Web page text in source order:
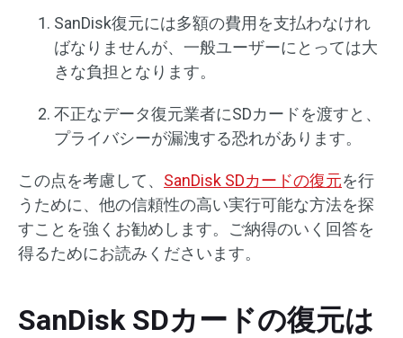
SanDisk復元には多額の費用を支払わなけれ
ばなりませんが、一般ユーザーにとっては大
きな負担となります。
不正なデータ復元業者にSDカードを渡すと、
プライバシーが漏洩する恐れがあります。
この点を考慮して、 SanDisk SDカードの復元を行
うために、他の信頼性の高い実行可能な方法を探
すことを強くお勧めします。ご納得のいく回答を
得るためにお読みくださいます。
SanDisk SDカードの復元は